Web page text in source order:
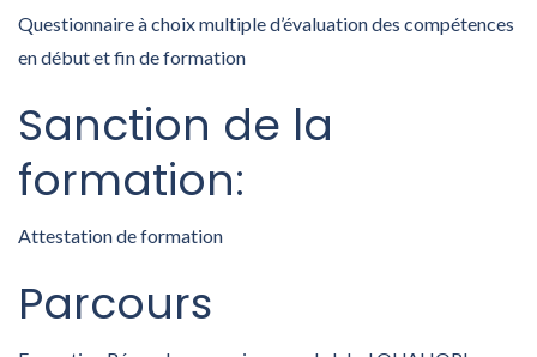
Questionnaire à choix multiple d’évaluation des compétences
en début et fin de formation
Sanction de la
formation:
Attestation de formation
Parcours